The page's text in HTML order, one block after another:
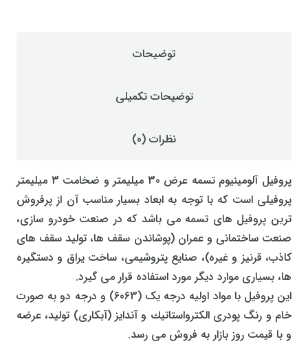
توضیحات
توضیحات تکمیلی
نظرات (0)
پروفیل آلومينيوم تسمه عرض 30 میلیمتر و ضخامت 3 میلیمتر
پروفیلی است که با توجه به ابعاد بسیار مناسب آن از پرفروش
ترین پروفیل های تسمه می باشد که در صنعت خودرو سازی،
صنعت ساختمانی و عمران (پوشاندن سقف ها، تولید سقف های
کاذب، قرنیز و غیره)، صنایع پتروشیمی، ساخت یراق و دستگیره
ها، بسیاری موارد دیگر مورد استفاده قرار می گیرد.
این پروفیل با مواد اولیه درجه یک (6063) و درجه دو به صورت
خام و رنگ پودری الكترواستاتیك و آندایز (آبکاری) تولید، عرضه
و با قیمت روز بازار به فروش می رسد.